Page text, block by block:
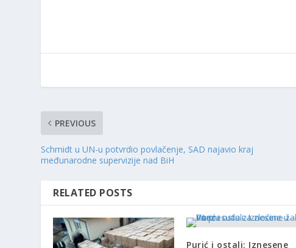
PREVIOUS
Schmidt u UN-u potvrdio povlačenje, SAD najavio kraj
međunarodne supervizije nad BiH
RELATED POSTS
Purić i ostali: Iznesene